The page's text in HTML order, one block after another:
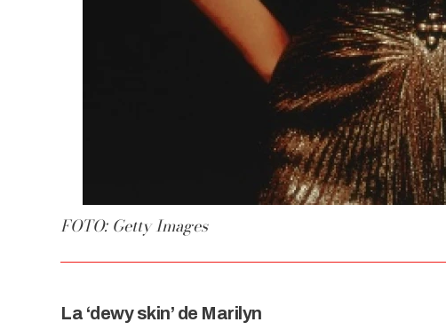
FOTO: Getty Images
La ‘dewy skin’ de Marilyn